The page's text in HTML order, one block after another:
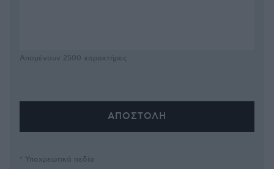
Απομένουν 2500 χαρακτήρες
* Υποχρεωτικά πεδία